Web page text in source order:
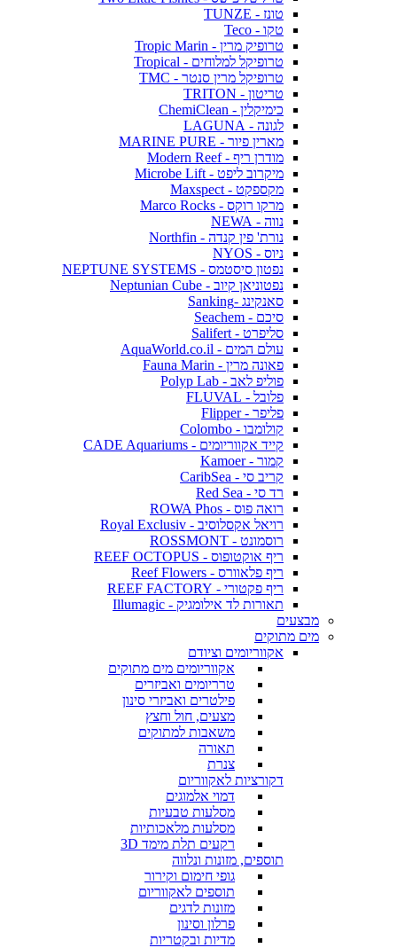
טונז - TUNZE
טקו - Teco
טרופיק מרין - Tropic Marin
טרופיקל למלוחים - Tropical
טרופיקל מרין סנטר - TMC
טריטון - TRITON
כימיקלין - ChemiClean
לגונה - LAGUNA
מארין פיור - MARINE PURE
מודרן ריף - Modern Reef
מיקרוב ליפט - Microbe Lift
מקספקט - Maxspect
מרקו רוקס - Marco Rocks
נווה - NEWA
נורת' פין קנדה - Northfin
ניוס - NYOS
נפטון סיסטמס - NEPTUNE SYSTEMS
נפטוניאן קיוב - Neptunian Cube
סאנקינג -Sanking
סיכם - Seachem
סליפרט - Salifert
עולם המים - AquaWorld.co.il
פאונה מרין - Fauna Marin
פוליפ לאב - Polyp Lab
פלובל - FLUVAL
פליפר - Flipper
קולומבו - Colombo
קייד אקווריומים - CADE Aquariums
קמור - Kamoer
קריב סי - CaribSea
רד סי - Red Sea
רואה פוס - ROWA Phos
רויאל אקסלוסיב - Royal Exclusiv
רוסמונט - ROSSMONT
ריף אוקטופוס - REEF OCTOPUS
ריף פלאוורס - Reef Flowers
ריף פקטורי - REEF FACTORY
תאורות לד אילומגיק - Illumagic
מבצעים
מים מתוקים
אקווריומים וציודם
אקווריומים מים מתוקים
טרריומים ואביזרים
פילטרים ואביזרי סינון
מצעים, חול וחצץ
משאבות למתוקים
תאורה
צנרת
דקורציות לאקווריום
דמוי אלמוגים
מסלעות טבעיות
מסלעות מלאכותיות
רקעים תלת מימד 3D
תוספים, מזונות ונלווה
גופי חימום וקירור
תוספים לאקווריום
מזונות לדגים
פרלון וסינון
מדיות ובקטריות